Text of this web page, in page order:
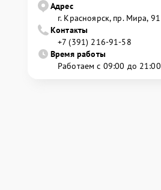
Адрес
г. Красноярск, ​пр. Мира, 91
Контакты
+7 (391) 216-91-58
Время работы
Работаем с 09:00 до 21:00